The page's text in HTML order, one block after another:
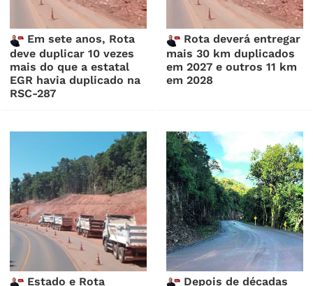
Em sete anos, Rota
deve duplicar 10 vezes
mais do que a estatal
EGR havia duplicado na
RSC-287
Rota deverá entregar
mais 30 km duplicados
em 2027 e outros 11 km
em 2028
Estado e Rota
Depois de décadas